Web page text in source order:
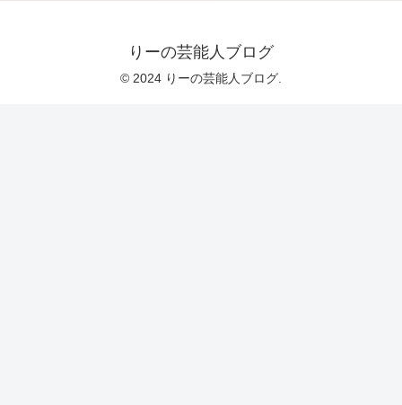
りーの芸能人ブログ
© 2024 りーの芸能人ブログ.